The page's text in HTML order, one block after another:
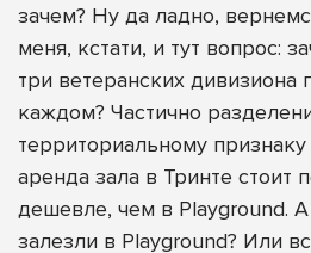
зачем? Ну да ладно,
меня, кстати, и тут вопрос:
три ветеранских дивизиона
каждом? Частично
территориальному
аренда зала в Тринте стоит
дешевле, чем в Playgrоund. А
залезли в Playgrоund? Или